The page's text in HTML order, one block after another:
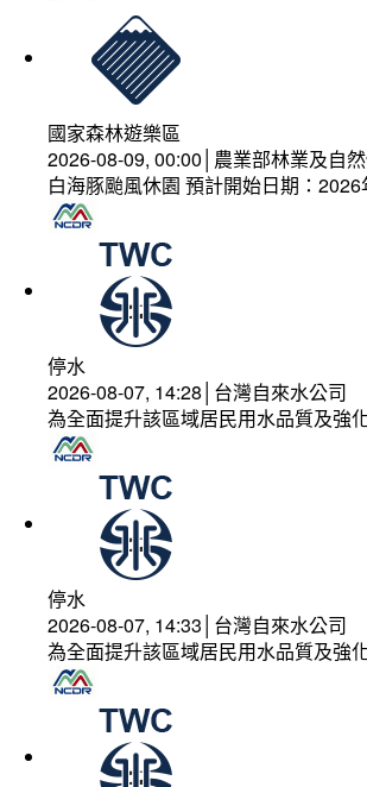
國家森林遊樂區
2026-08-09, 00:00│農業部林業及自
白海豚颱風休園 預計開始日期：
停水
2026-08-07, 14:28│台灣自來水公司
為全面提升該區域居民用水品質及強
停水
2026-08-07, 14:33│台灣自來水公司
為全面提升該區域居民用水品質及強